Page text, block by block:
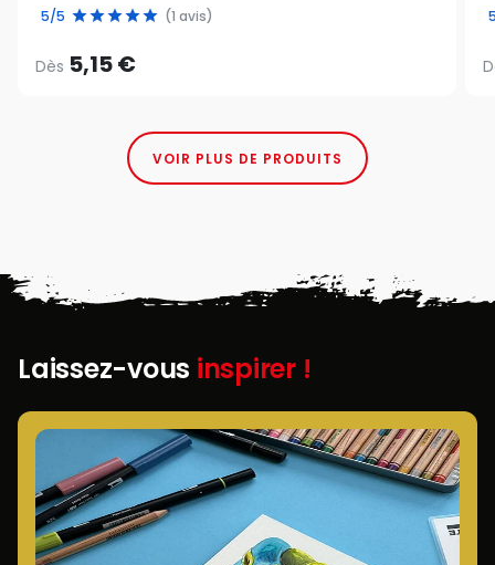
5/5 (1 avis)
Dès 5,15 €
VOIR PLUS DE PRODUITS
Laissez-vous inspirer !